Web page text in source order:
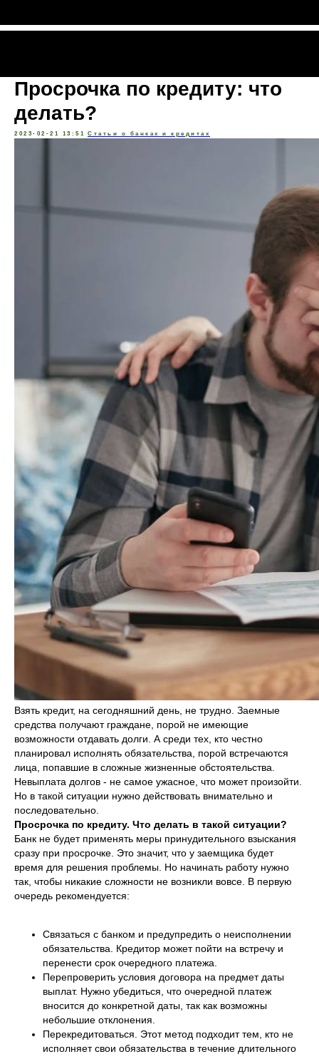
Просрочка по кредиту: что
делать?
2023-02-21 13:51 Статьи о банках и кредитах
Взять кредит, на сегодняшний день, не трудно. Заемные
средства получают граждане, порой не имеющие
возможности отдавать долги. А среди тех, кто честно
планировал исполнять обязательства, порой встречаются
лица, попавшие в сложные жизненные обстоятельства.
Невыплата долгов - не самое ужасное, что может произойти.
Но в такой ситуации нужно действовать внимательно и
последовательно.
Просрочка по кредиту. Что делать в такой ситуации?
Банк не будет применять меры принудительного взыскания
сразу при просрочке. Это значит, что у заемщика будет
время для решения проблемы. Но начинать работу нужно
так, чтобы никакие сложности не возникли вовсе. В первую
очередь рекомендуется:
Связаться с банком и предупредить о неисполнении
обязательства. Кредитор может пойти на встречу и
перенести срок очередного платежа.
Перепроверить условия договора на предмет даты
выплат. Нужно убедиться, что очередной платеж
вносится до конкретной даты, так как возможны
небольшие отклонения.
Перекредитоваться. Этот метод подходит тем, кто не
исполняет свои обязательства в течение длительного